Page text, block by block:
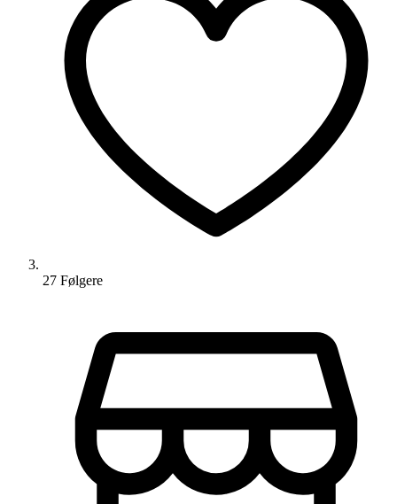
27 Følgere